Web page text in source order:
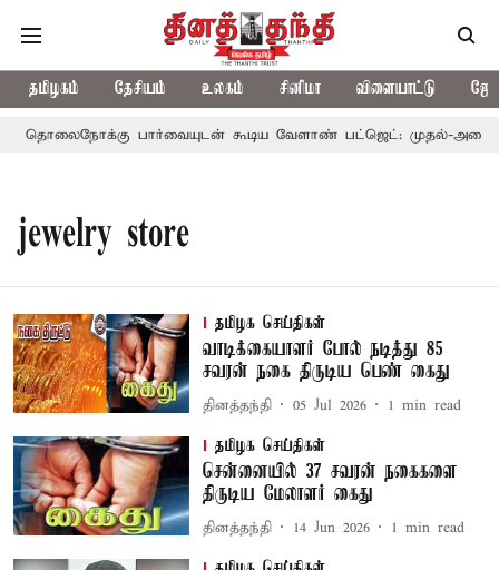
தமிழகம் தேசியம் உலகம் சினிமா விளையாட்டு
தொலைநோக்கு பார்வையுடன் கூடிய வேளாண் பட்ஜெட்: முதல்-
jewelry store
தமிழக செய்திகள்
வாடிக்கையாளர் போல் நடித்து 85
சவரன் நகை திருடிய பெண் கைது
தினத்தந்தி 05 Jul 2026 1 min read
தமிழக செய்திகள்
சென்னையில் 37 சவரன் நகைகளை
திருடிய மேலாளர் கைது
தினத்தந்தி 14 Jun 2026 1 min read